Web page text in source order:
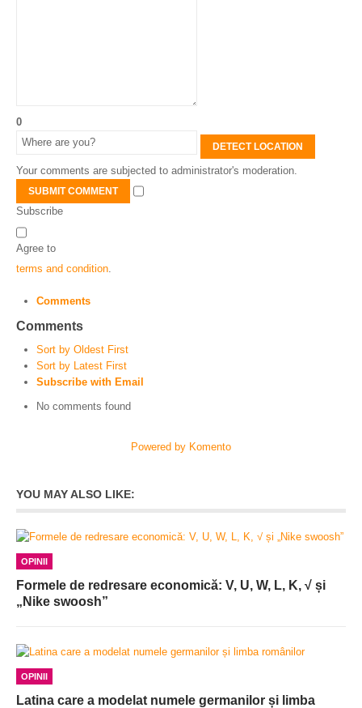
0
DETECT LOCATION
Your comments are subjected to administrator's moderation.
SUBMIT COMMENT
Subscribe
Agree to
terms and condition
Comments
Comments
Sort by Oldest First
Sort by Latest First
Subscribe with Email
No comments found
Powered by Komento
YOU MAY ALSO LIKE:
OPINII
Formele de redresare economică: V, U, W, L, K, √ și
„Nike swoosh”
OPINII
Latina care a modelat numele germanilor și limba